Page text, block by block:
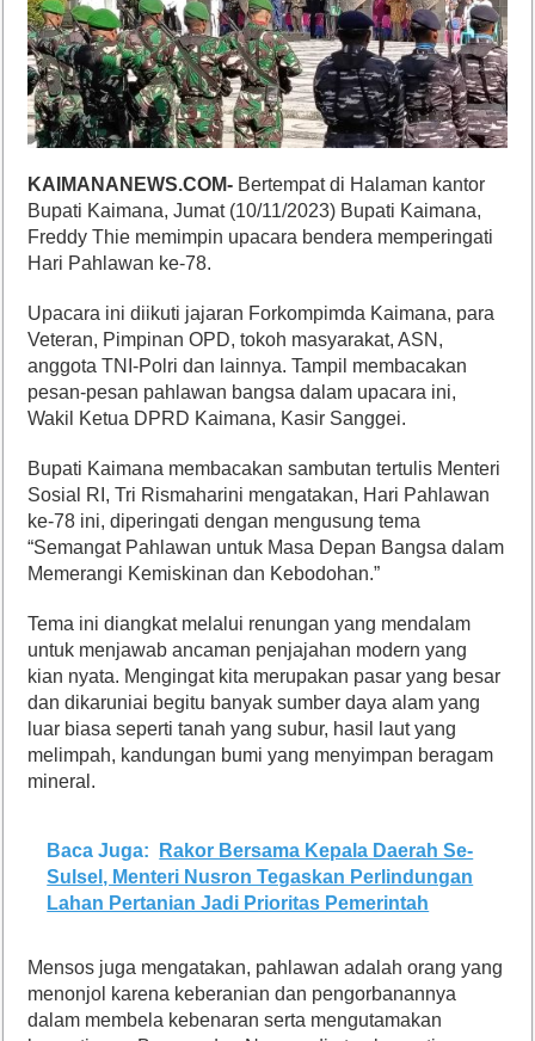
KAIMANANEWS.COM- Bertempat di Halaman kantor
Bupati Kaimana, Jumat (10/11/2023) Bupati Kaimana,
Freddy Thie memimpin upacara bendera memperingati
Hari Pahlawan ke-78.
Upacara ini diikuti jajaran Forkompimda Kaimana, para
Veteran, Pimpinan OPD, tokoh masyarakat, ASN,
anggota TNI-Polri dan lainnya. Tampil membacakan
pesan-pesan pahlawan bangsa dalam upacara ini,
Wakil Ketua DPRD Kaimana, Kasir Sanggei.
Bupati Kaimana membacakan sambutan tertulis Menteri
Sosial RI, Tri Rismaharini mengatakan, Hari Pahlawan
ke-78 ini, diperingati dengan mengusung tema
“Semangat Pahlawan untuk Masa Depan Bangsa dalam
Memerangi Kemiskinan dan Kebodohan.”
Tema ini diangkat melalui renungan yang mendalam
untuk menjawab ancaman penjajahan modern yang
kian nyata. Mengingat kita merupakan pasar yang besar
dan dikaruniai begitu banyak sumber daya alam yang
luar biasa seperti tanah yang subur, hasil laut yang
melimpah, kandungan bumi yang menyimpan beragam
mineral.
Baca Juga:
Rakor Bersama Kepala Daerah Se-
Sulsel, Menteri Nusron Tegaskan Perlindungan
Lahan Pertanian Jadi Prioritas Pemerintah
Mensos juga mengatakan, pahlawan adalah orang yang
menonjol karena keberanian dan pengorbanannya
dalam membela kebenaran serta mengutamakan